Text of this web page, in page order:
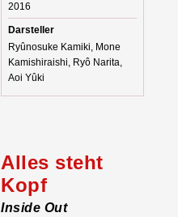
2016
Darsteller
Ryûnosuke Kamiki, Mone
Kamishiraishi, Ryô Narita,
Aoi Yûki
Alles steht
Kopf
Inside Out